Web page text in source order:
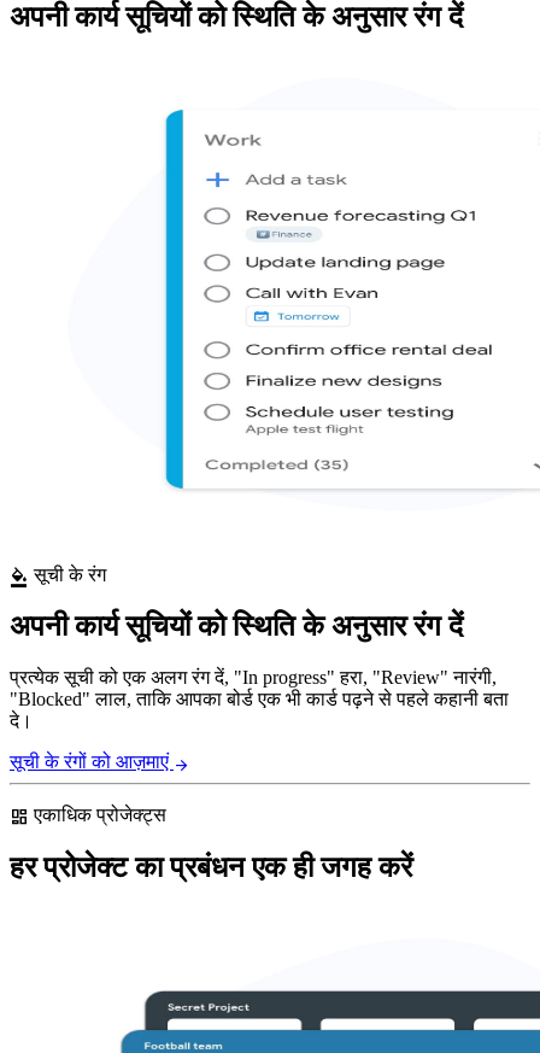
अपनी कार्य सूचियों को स्थिति के अनुसार रंग दें
format_color_fill सूची के रंग
अपनी कार्य सूचियों को स्थिति के अनुसार रंग दें
प्रत्येक सूची को एक अलग रंग दें, "In progress" हरा, "Review" नारंगी,
"Blocked" लाल, ताकि आपका बोर्ड एक भी कार्ड पढ़ने से पहले कहानी बता
दे।
सूची के रंगों को आज़माएं arrow_forward
dashboard एकाधिक प्रोजेक्ट्स
हर प्रोजेक्ट का प्रबंधन एक ही जगह करें